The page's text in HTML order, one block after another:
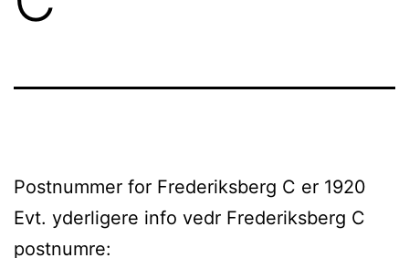
Postnummer for Frederiksberg C er 1920
Evt. yderligere info vedr Frederiksberg C
postnumre: